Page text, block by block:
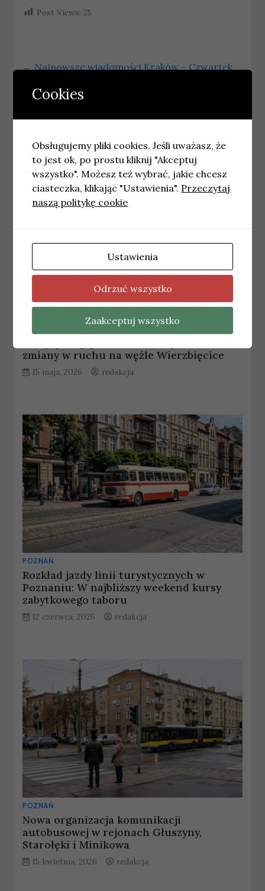
Post Views: 25
←Najnowsze wiadomości Kraków – Czwartek
Podobne wpisy
zmiany w ruchu na węźle Wierzbięcice
15 maja, 2026 redakcja
POZNAŃ
Rozkład jazdy linii turystycznych w
Poznaniu: W najbliższy weekend kursy
zabytkowego taboru
12 czerwca, 2026 redakcja
POZNAŃ
Nowa organizacja komunikacji
autobusowej w rejonach Głuszyny,
Starołęki i Minikowa
15 kwietnia, 2026 redakcja
Cookies
Obsługujemy pliki cookies. Jeśli uważasz, że
to jest ok, po prostu kliknij "Akceptuj
wszystko". Możesz też wybrać, jakie chcesz
ciasteczka, klikając "Ustawienia". Przeczytaj
naszą politykę cookie
Ustawienia
Odrzuć wszystko
Zaakceptuj wszystko